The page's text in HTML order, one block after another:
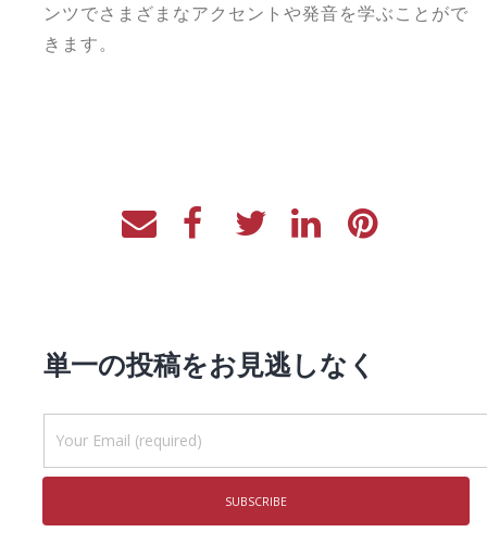
ンツでさまざまなアクセントや発音を学ぶことがで
きます。
単一の投稿をお見逃しなく